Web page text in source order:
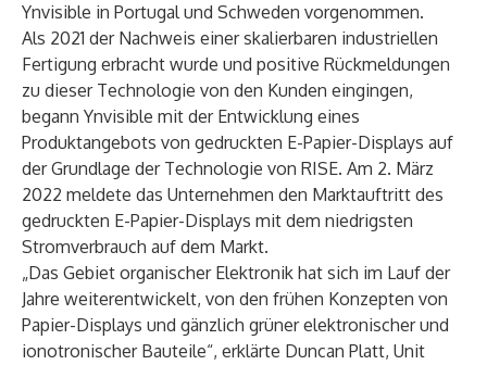
Ynvisible in Portugal und Schweden vorgenommen.
Als 2021 der Nachweis einer skalierbaren industriellen
Fertigung erbracht wurde und positive Rückmeldungen
zu dieser Technologie von den Kunden eingingen,
begann Ynvisible mit der Entwicklung eines
Produktangebots von gedruckten E-Papier-Displays auf
der Grundlage der Technologie von RISE. Am 2. März
2022 meldete das Unternehmen den Marktauftritt des
gedruckten E-Papier-Displays mit dem niedrigsten
Stromverbrauch auf dem Markt.
„Das Gebiet organischer Elektronik hat sich im Lauf der
Jahre weiterentwickelt, von den frühen Konzepten von
Papier-Displays und gänzlich grüner elektronischer und
ionotronischer Bauteile“, erklärte Duncan Platt, Unit